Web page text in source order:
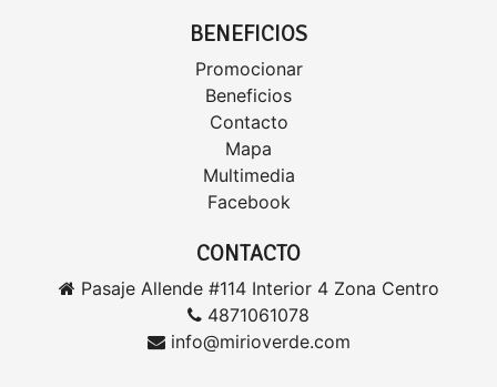
BENEFICIOS
Promocionar
Beneficios
Contacto
Mapa
Multimedia
Facebook
CONTACTO
Pasaje Allende #114 Interior 4 Zona Centro
4871061078
info@mirioverde.com